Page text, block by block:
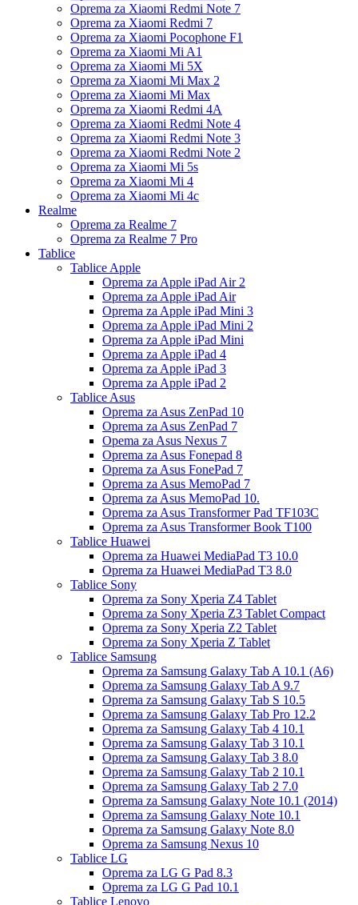
Oprema za Xiaomi Redmi Note 7
Oprema za Xiaomi Redmi 7
Oprema za Xiaomi Pocophone F1
Oprema za Xiaomi Mi A1
Oprema za Xiaomi Mi 5X
Oprema za Xiaomi Mi Max 2
Oprema za Xiaomi Mi Max
Oprema za Xiaomi Redmi 4A
Oprema za Xiaomi Redmi Note 4
Oprema za Xiaomi Redmi Note 3
Oprema za Xiaomi Redmi Note 2
Oprema za Xiaomi Mi 5s
Oprema za Xiaomi Mi 4
Oprema za Xiaomi Mi 4c
Realme
Oprema za Realme 7
Oprema za Realme 7 Pro
Tablice
Tablice Apple
Oprema za Apple iPad Air 2
Oprema za Apple iPad Air
Oprema za Apple iPad Mini 3
Oprema za Apple iPad Mini 2
Oprema za Apple iPad Mini
Oprema za Apple iPad 4
Oprema za Apple iPad 3
Oprema za Apple iPad 2
Tablice Asus
Oprema za Asus ZenPad 10
Oprema za Asus ZenPad 7
Opema za Asus Nexus 7
Oprema za Asus Fonepad 8
Oprema za Asus FonePad 7
Oprema za Asus MemoPad 7
Oprema za Asus MemoPad 10.
Oprema za Asus Transformer Pad TF103C
Oprema za Asus Transformer Book T100
Tablice Huawei
Oprema za Huawei MediaPad T3 10.0
Oprema za Huawei MediaPad T3 8.0
Tablice Sony
Oprema za Sony Xperia Z4 Tablet
Oprema za Sony Xperia Z3 Tablet Compact
Oprema za Sony Xperia Z2 Tablet
Oprema za Sony Xperia Z Tablet
Tablice Samsung
Oprema za Samsung Galaxy Tab A 10.1 (A6)
Oprema za Samsung Galaxy Tab A 9.7
Oprema za Samsung Galaxy Tab S 10.5
Oprema za Samsung Galaxy Tab Pro 12.2
Oprema za Samsung Galaxy Tab 4 10.1
Oprema za Samsung Galaxy Tab 3 10.1
Oprema za Samsung Galaxy Tab 3 8.0
Oprema za Samsung Galaxy Tab 2 10.1
Oprema za Samsung Galaxy Tab 2 7.0
Oprema za Samsung Galaxy Note 10.1 (2014)
Oprema za Samsung Galaxy Note 10.1
Oprema za Samsung Galaxy Note 8.0
Oprema za Samsung Nexus 10
Tablice LG
Oprema za LG G Pad 8.3
Oprema za LG G Pad 10.1
Tablice Lenovo